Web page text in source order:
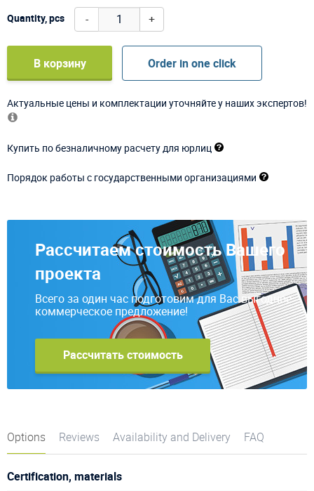
Quantity, pcs - +
В корзину Order in one click
Актуальные цены и комплектации уточняйте у наших экспертов!
Купить по безналичному расчету для юрлиц
Порядок работы с государственными организациями
Рассчитаем стоимость Вашего
проекта
Всего за один час подготовим для Вас выгодное
коммерческое предложение!
Рассчитать стоимость
Options Reviews Availability and Delivery FAQ
Certification, materials